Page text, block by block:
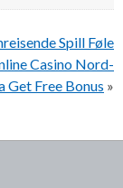
Spill Føle
Casino Nord-
Get Free Bonus »